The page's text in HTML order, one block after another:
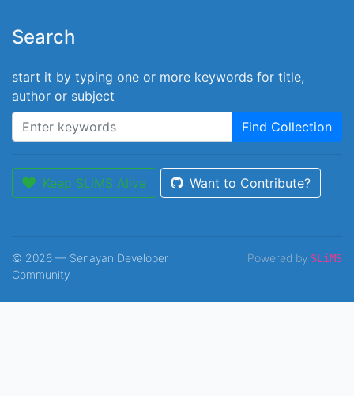
Search
start it by typing one or more keywords for title,
author or subject
Find Collection
Keep SLiMS Alive Want to Contribute?
© 2026 — Senayan Developer
Community
Powered by SLiMS